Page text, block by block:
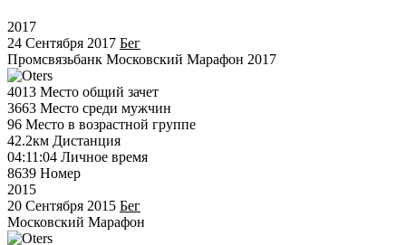
2017
24 Сентября 2017 Бег
Промсвязьбанк Московский Марафон 2017
4013 Место общий зачет
3663 Место среди мужчин
96 Место в возрастной группе
42.2км Дистанция
04:11:04 Личное время
8639 Номер
2015
20 Сентября 2015 Бег
Московский Марафон